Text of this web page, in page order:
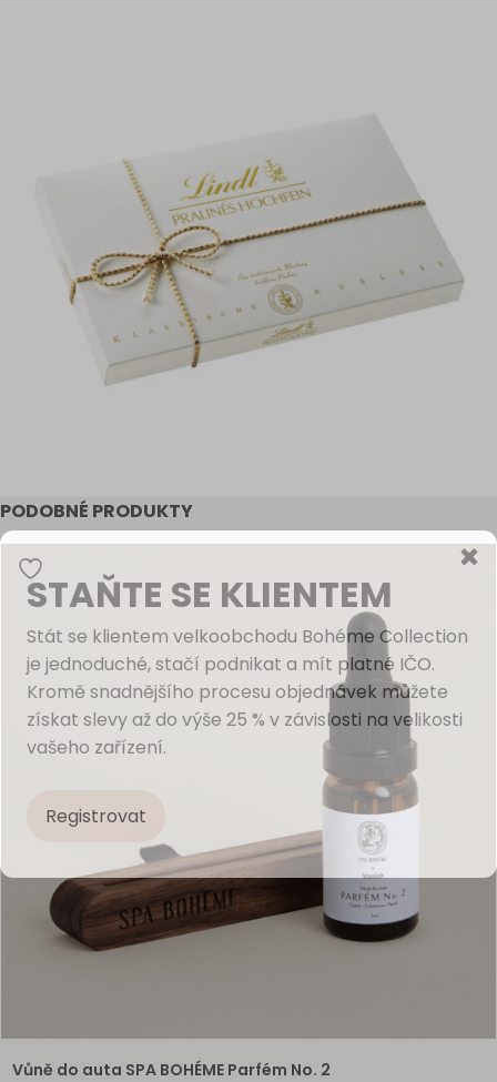
PODOBNÉ PRODUKTY
Vůně do auta SPA BOHÉME Parfém No. 2
STAŇTE SE KLIENTEM
Stát se klientem velkoobchodu Bohéme Collection
je jednoduché, stačí podnikat a mít platné IČO.
Kromě snadnějšího procesu objednávek můžete
získat slevy až do výše 25 % v závislosti na velikosti
vašeho zařízení.
Registrovat